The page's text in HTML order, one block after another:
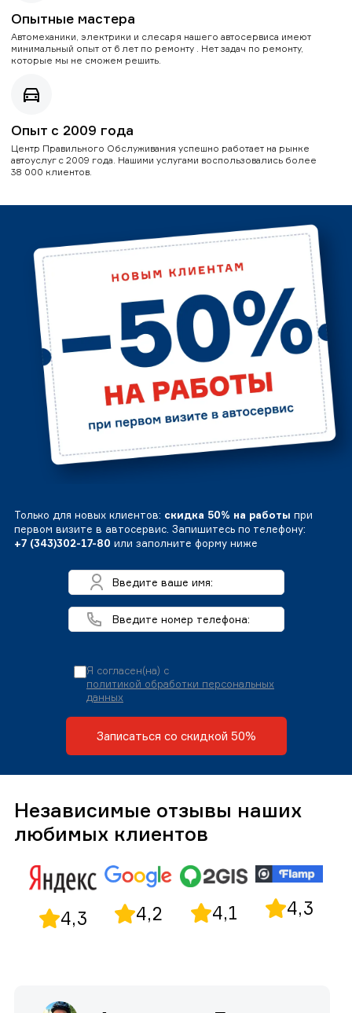
Опытные мастера
Автомеханики, электрики и слесаря нашего автосервиса имеют
минимальный опыт от 6 лет по ремонту . Нет задач по ремонту,
которые мы не сможем решить.
Опыт с 2009 года
Центр Правильного Обслуживания успешно работает на рынке
автоуслуг с 2009 года. Нашими услугами воспользовались более
38 000 клиентов.
Только для новых клиентов: скидка 50% на работы при
первом визите в автосервис. Запишитесь по телефону:
+7 (343)302-17-80 или заполните форму ниже
Я согласен(на) с
политикой обработки персональных
данных
Записаться со скидкой 50%
Независимые отзывы наших
любимых клиентов
4,3 4,2 4,1 4,3